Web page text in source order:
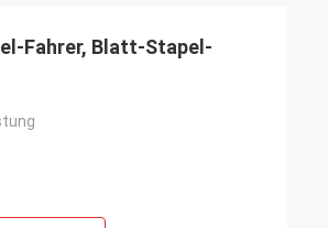
Fahrer, Blatt-Stapel-